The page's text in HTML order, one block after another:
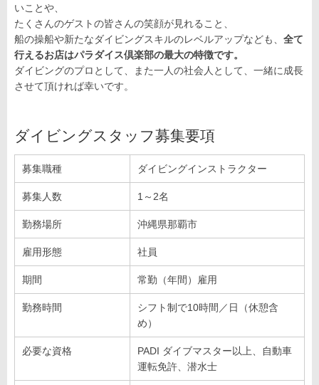
いことや、
たくさんのゲストの皆さんの笑顔が見れること、
船の操船や新たなダイビングスキルのレベルアップなども、 全て
行えるお店はパラダイス倶楽部の最大の特徴です。
ダイビングのプロとして、また一人の社会人として、一緒に成長
させて頂ければ幸いです。
ダイビングスタッフ募集要項
募集職種 ダイビングインストラクター
募集人数 1～2名
勤務場所 沖縄県那覇市
雇用形態 社員
期間 常勤（年間）雇用
勤務時間
シフト制で10時間／日（休憩含
め）
必要な資格
PADI ダイブマスター以上、自動車
運転免許、潜水士